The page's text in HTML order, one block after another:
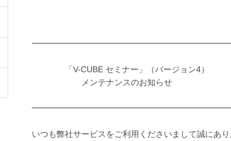
「V-CUBE セミナー」（バージョン4）
メンテナンスのお知らせ
いつも弊社サービスをご利用くださいまして誠にあり